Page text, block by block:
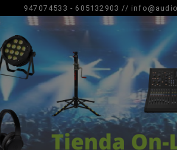
947074533 - 605132903 //